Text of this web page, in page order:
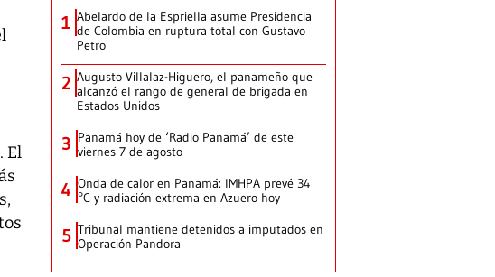
El
1 Abelardo de la Espriella asume Presidencia
de Colombia en ruptura total con Gustavo
Petro
2 Augusto Villalaz-Higuero, el panameño que
alcanzó el rango de general de brigada en
Estados Unidos
3 Panamá hoy de ‘Radio Panamá’ de este
viernes 7 de agosto
4 Onda de calor en Panamá: IMHPA prevé 34
°C y radiación extrema en Azuero hoy
5 Tribunal mantiene detenidos a imputados en
Operación Pandora